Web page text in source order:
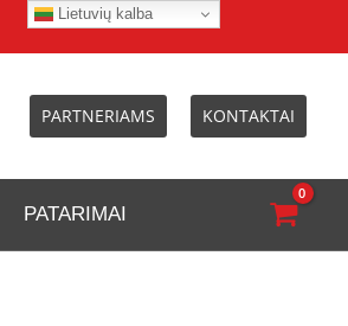
PARTNERIAMS KONTAKTAI
PATARIMAI
Lietuvių kalba